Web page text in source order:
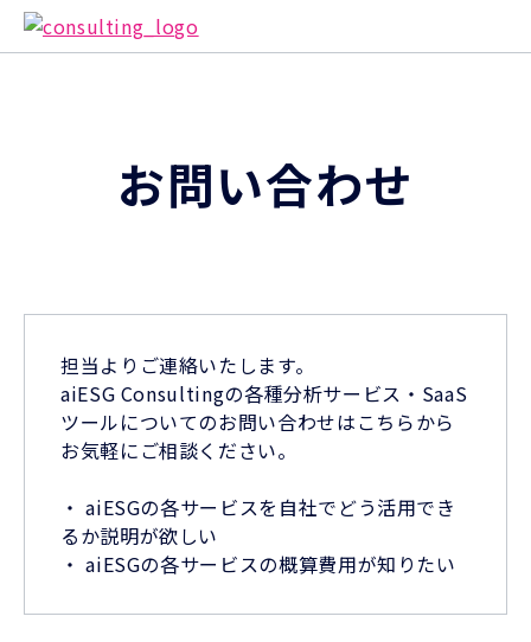
お問い合わせ
担当よりご連絡いたします。
aiESG Consultingの各種分析サービス・SaaS
ツールについてのお問い合わせはこちらから
お気軽にご相談ください。
・ aiESGの各サービスを自社でどう活用でき
るか説明が欲しい
・ aiESGの各サービスの概算費用が知りたい